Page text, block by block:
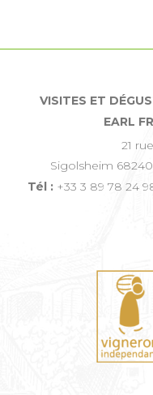
VISITES ET
EARL
21
Sigolsheim
Tél : +33 3 89 78 24